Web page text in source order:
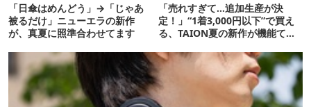
「日傘はめんどう」→「じゃあ
被るだけ」ニューエラの新作
が、真夏に照準合わせてます
「売れすぎて…追加生産が決
定！」“1着3,000円以下”で買え
る、TAION夏の新作が機能てん